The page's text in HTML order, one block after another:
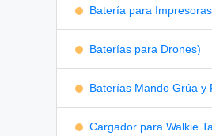
Batería para
Baterías para Drones)
Baterías Mando Grúa y
Cargador para Walkie